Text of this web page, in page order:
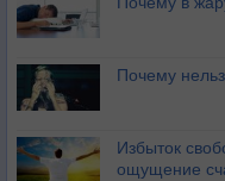
Почему
Избыток
ощущение